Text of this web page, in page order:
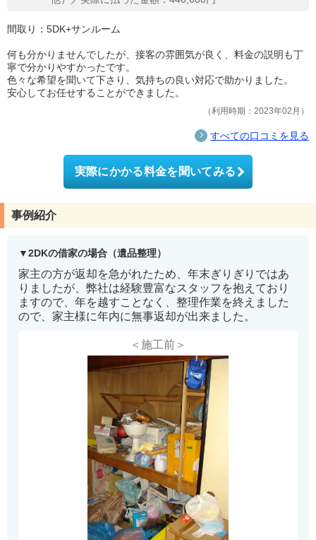
間取り：5DK+サンルーム
何も分かりませんでしたが、接客の雰囲気が良く、料金の説明も丁
寧で分かりやすかったです。
色々な希望を聞いて下さり、気持ちの良い対応で助かりました。
安心してお任せすることができました。
利用時期：2023年02月
すべての口コミを見る
実際にかかる料金を聞いてみる
事例紹介
2DKの借家の場合（遺品整理）
家主の方が返却を急がれたため、年末ぎりぎりではあ
りましたが、弊社は経験豊富なスタッフを抱えており
ますので、年を越すことなく、整理作業を終えました
ので、家主様に年内に無事返却が出来ました。
＜施工前＞